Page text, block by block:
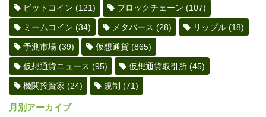
ビットコイン (121) ブロックチェーン (107)
ミームコイン (34) メタバース (28) リップル (18)
予測市場 (39) 仮想通貨 (865)
仮想通貨ニュース (95) 仮想通貨取引所 (45)
機関投資家 (24) 規制 (71)
月別アーカイブ